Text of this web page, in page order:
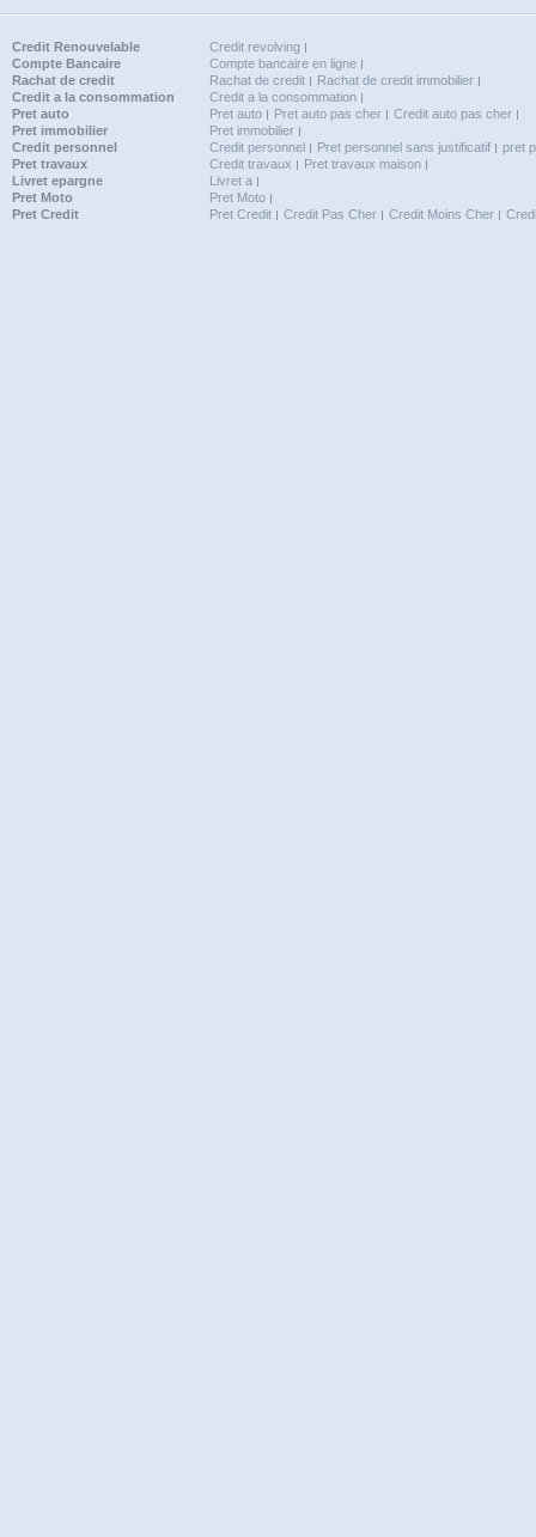
Credit Renouvelable
Credit revolving
Compte Bancaire
Compte bancaire en ligne
Rachat de credit
Rachat de credit
Rachat de credit immobilier
Credit a la consommation
Credit a la consommation
Pret auto
Pret auto Pret auto pas cher
Credit auto pas cher
Pret immobilier
Pret immobilier
Credit personnel
Credit personnel Pret personnel sans justificatif
pret
Pret travaux
Credit travaux
Pret travaux maison
Livret epargne
Livret a
Pret Moto
Pret Moto
Pret Credit
Pret Credit Credit Pas Cher Credit Moins Cher